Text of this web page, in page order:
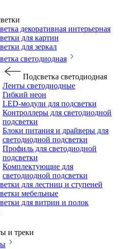
декоративная интерьерная
для картин
для зеркал
светодиодная
Подсветка светодиодная
Ленты светодиодные
Гибкий неон
LED-модули для подсветки
Контроллеры для светодиодной
подсветки
Блоки питания и драйверы для
светодиодной подсветки
Профиль для светодиодной
подсветки
Комплектующие для
светодиодной подсветки
для лестниц и ступеней
мебельные
для витрин и полок
и треки